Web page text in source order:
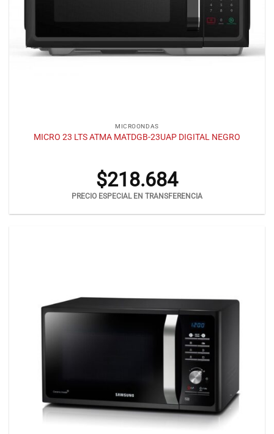
MICROONDAS
MICRO 23 LTS ATMA MATDGB-23UAP DIGITAL NEGRO
$218.684
PRECIO ESPECIAL EN TRANSFERENCIA